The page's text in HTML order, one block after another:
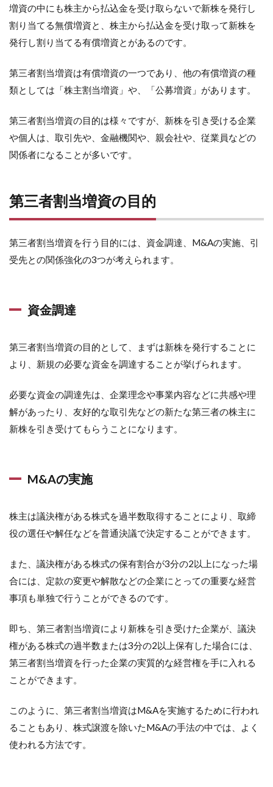
増資の中にも株主から払込金を受け取らないで新株を発行し
割り当てる無償増資と、株主から払込金を受け取って新株を
発行し割り当てる有償増資とがあるのです。
第三者割当増資は有償増資の一つであり、他の有償増資の種
類としては「株主割当増資」や、「公募増資」があります。
第三者割当増資の目的は様々ですが、新株を引き受ける企業
や個人は、取引先や、金融機関や、親会社や、従業員などの
関係者になることが多いです。
第三者割当増資の目的
第三者割当増資を行う目的には、資金調達、M&Aの実施、引
受先との関係強化の3つが考えられます。
資金調達
第三者割当増資の目的として、まずは新株を発行することに
より、新規の必要な資金を調達することが挙げられます。
必要な資金の調達先は、企業理念や事業内容などに共感や理
解があったり、友好的な取引先などの新たな第三者の株主に
新株を引き受けてもらうことになります。
M&Aの実施
株主は議決権がある株式を過半数取得することにより、取締
役の選任や解任などを普通決議で決定することができます。
また、議決権がある株式の保有割合が3分の2以上になった場
合には、定款の変更や解散などの企業にとっての重要な経営
事項も単独で行うことができるのです。
即ち、第三者割当増資により新株を引き受けた企業が、議決
権がある株式の過半数または3分の2以上保有した場合には、
第三者割当増資を行った企業の実質的な経営権を手に入れる
ことができます。
このように、第三者割当増資はM&Aを実施するために行われ
ることもあり、株式譲渡を除いたM&Aの手法の中では、よく
使われる方法です。